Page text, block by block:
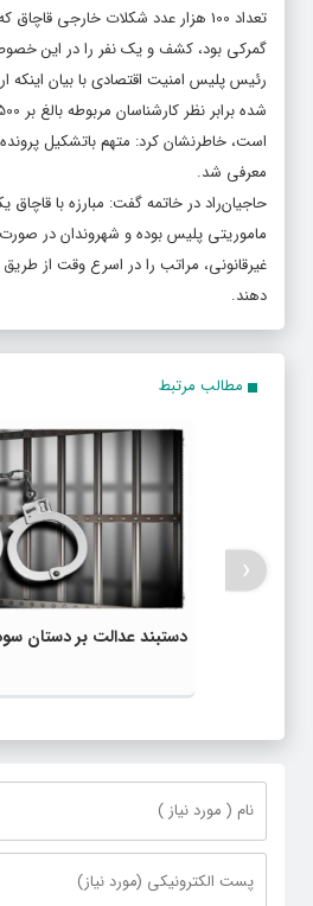
تعداد 100 هزار عدد شکلات خارجی
گمرکی بود، کشف و یک نفر را در این
رئیس پلیس امنیت اقتصادی با بیان
است، خاطرنشان کرد: متهم باتشکیل
معرفی شد.
حاجیان‌راد در خاتمه گفت: مبارزه با
ماموریتی پلیس بوده و شهروندان در صورت
دهند.
مطالب مرتبط
دستبند عدالت بر دستان
‹